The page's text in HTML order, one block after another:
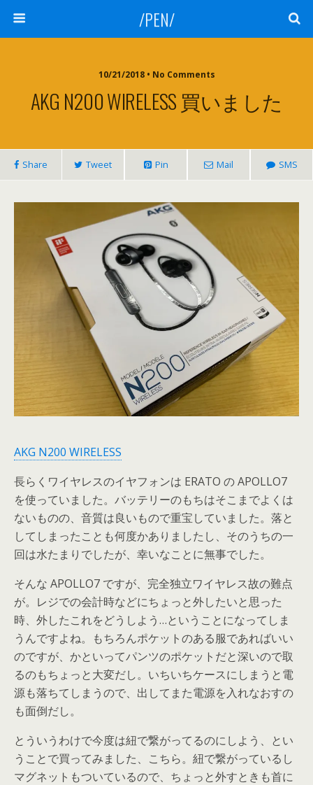
/PEN/
10/21/2018 • No Comments
AKG N200 WIRELESS 買いました
Share Tweet Pin Mail SMS
AKG N200 WIRELESS
長らくワイヤレスのイヤフォンは ERATO の APOLLO7
を使っていました。バッテリーのもちはそこまでよくは
ないものの、音質は良いもので重宝していました。落と
してしまったことも何度かありましたし、そのうちの一
回は水たまりでしたが、幸いなことに無事でした。
そんな APOLLO7 ですが、完全独立ワイヤレス故の難点
が。レジでの会計時などにちょっと外したいと思った
時、外したこれをどうしよう…ということになってしま
うんですよね。もちろんポケットのある服であればいい
のですが、かといってパンツのポケットだと深いので取
るのもちょっと大変だし。いちいちケースにしまうと電
源も落ちてしまうので、出してまた電源を入れなおすの
も面倒だし。
とういうわけで今度は紐で繋がってるのにしよう、とい
うことで買ってみました、こちら。紐で繋がっているし
マグネットもついているので、ちょっと外すときも首に